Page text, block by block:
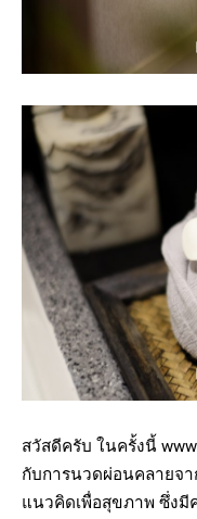
สวัสดีครับ ในครั้งนี้
กับการนวดผ่อนคลายจา
แนวคิดเพื่อสุขภาพ ซึ่งมี